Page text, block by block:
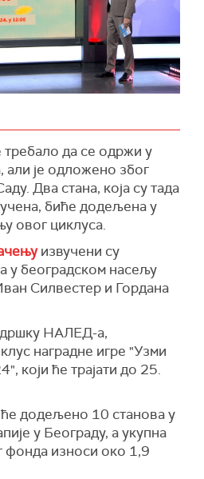
да се одржи у
али је одложено због
Два стана, која су тада
биће додељена у
овог циклуса.
извучени су
у београдском насељу
Силвестер и Гордана
НАЛЕД-а,
наградне игре "Узми
који ће трајати до 25.
додељено 10 станова у
у Београду, а укупна
фонда износи око 1,9